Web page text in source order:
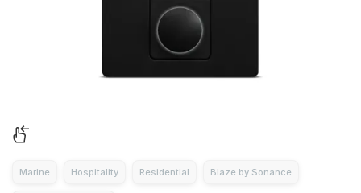
Marine Hospitality Residential Blaze by Sonance